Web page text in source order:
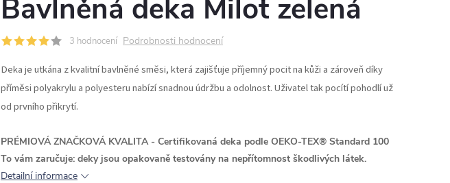
Bavlněná deka Milot zelená
3 hodnocení Podrobnosti hodnocení
Deka je utkána z kvalitní bavlněné směsi, která zajišťuje příjemný pocit na kůži a zároveň díky
příměsi polyakrylu a polyesteru nabízí snadnou údržbu a odolnost. Uživatel tak pocítí pohodlí už
od prvního přikrytí.
PRÉMIOVÁ ZNAČKOVÁ KVALITA - Certifikovaná deka podle OEKO-TEX® Standard 100
To vám zaručuje: deky jsou opakovaně testovány na nepřítomnost škodlivých látek.
Detailní informace